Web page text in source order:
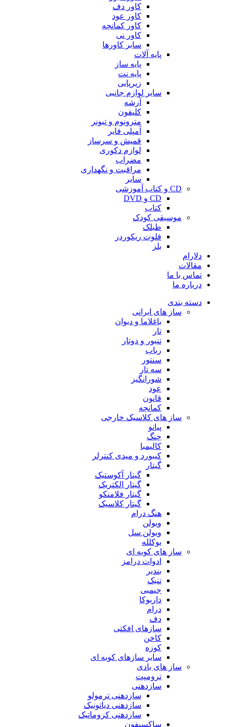
کاور دف
کاور عود
کاور کمانچه
کاور نی
سایر کاورها
پایه آلات
پایه ساز
پایه نت
زیرپایی
سایر لوازم جانبی
آرشه
کلیفون
مترونوم و تیونر
آمپلی فایر
قمیش و سرساز
لوازم دکوری
مضراب
مراقبت و نگهداری
سایر
CD و کتاب آموزشی
CD و DVD
کتاب
موسیقی کودک
طبلک
فلوت ریکوردر
بلز
دلارام
مقالات
تماس با ما
درباره ما
دسته بندی
ساز های ایرانی
باغلاما و دیوان
تار
تنبور و دوتار
رباب
سنتور
سه تار
شورانگیز
عود
قانون
کمانچه
ساز های کلاسیک خارجی
پیانو
چنگ
کالیمبا
کیبورد و میدی کنترلر
گیتار
گیتار آکوستیک
گیتار الکتریک
گیتار فلامنکو
گیتار کلاسیک
هنگ درام
ویولن
ویولن سل
یوکلله
ساز های کوبه ای
ادوات درامز
بندیر
تنبک
جیمبی
داربوکا
درام
دف
سازهای افکتی
کاخن
کوزه
سایر سازهای کوبه ای
ساز های بادی
ترومپت
سازدهنی
سازدهنی ترمولو
سازدهنی دیاتونیک
سازدهنی کروماتیک
ساکسیفون